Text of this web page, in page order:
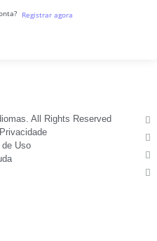
Registrar agora
All Rights Reserved
de Uso